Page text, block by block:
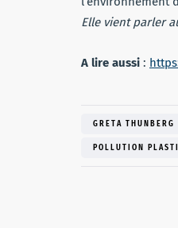
Elle vient parler
A lire aussi :
GRETA THUNBERG
POLLUTION